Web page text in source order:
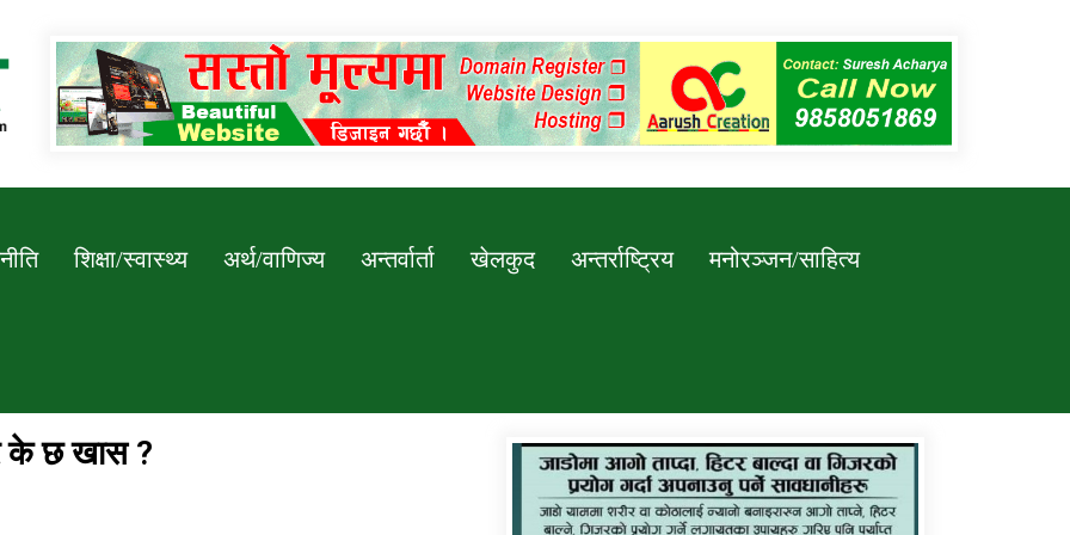
Newssarokar
शिक्षा/स्वास्थ्य अर्थ/वाणिज्य अन्तर्वार्ता खेलकुद अन्तर्राष्ट्रिय मनोरञ्जन/साहित्य
कर्णाली प्रविधि शिक्षालय जुम्लाको सुचना
के छ खास ?